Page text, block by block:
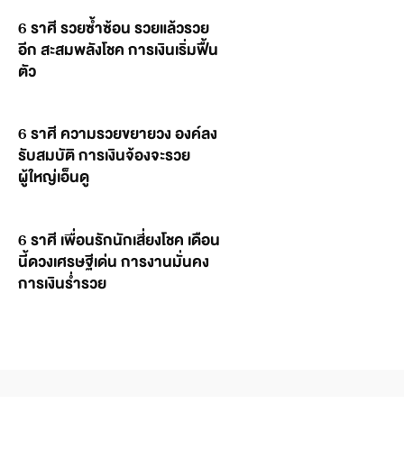
6 ราศี รวยซ้ำซ้อน รวยแล้วรวย
อีก สะสมพลังโชค การเงินเริ่มฟื้น
ตัว
6 ราศี ความรวยขยายวง องค์ลง
รับสมบัติ การเงินจ้องจะรวย
ผู้ใหญ่เอ็นดู
6 ราศี เพื่อนรักนักเสี่ยงโชค เดือน
นี้ดวงเศรษฐีเด่น การงานมั่นคง
การเงินร่ำรวย